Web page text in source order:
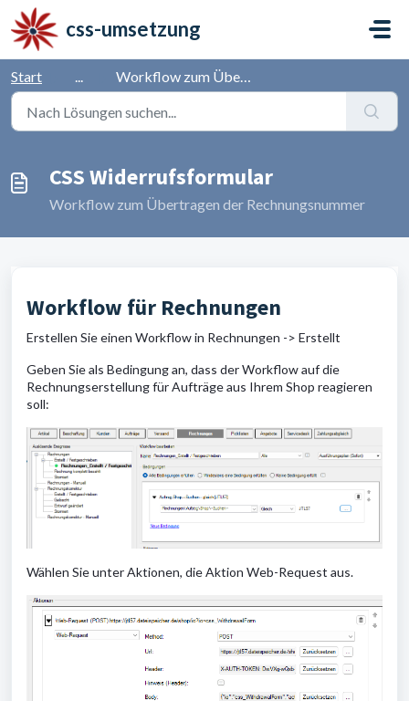
Zum hauptsächlichen Inhalt gehen
css-umsetzung
Start ... Workflow zum Übertragen der Rechnungsnummer
CSS Widerrufsformular
Workflow zum Übertragen der Rechnungsnummer
Workflow für Rechnungen
Erstellen Sie einen Workflow in Rechnungen -> Erstellt
Geben Sie als Bedingung an, dass der Workflow auf die
Rechnungserstellung für Aufträge aus Ihrem Shop reagieren
soll:
Wählen Sie unter Aktionen, die Aktion Web-Request aus.